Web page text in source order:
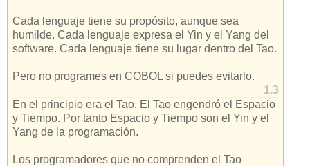
Cada lenguaje tiene su propósito, aunque sea
humilde. Cada lenguaje expresa el Yin y el Yang del
software. Cada lenguaje tiene su lugar dentro del Tao.
Pero no programes en COBOL si puedes evitarlo.
1.3
En el principio era el Tao. El Tao engendró el Espacio
y Tiempo. Por tanto Espacio y Tiempo son el Yin y el
Yang de la programación.
Los programadores que no comprenden el Tao